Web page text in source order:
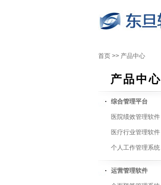
首页 >> 产品中心
产品中心
综合管理平台
医院绩效管理软件
医疗行业管理软件
个人工作管理系统
运营管理软件